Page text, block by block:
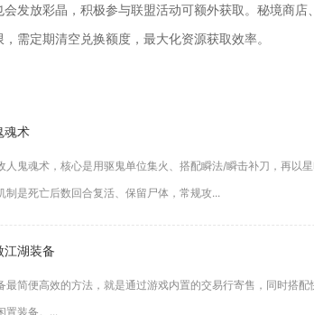
发放彩晶，积极参与联盟活动可额外获取。秘境商
需定期清空兑换额度，最大化资源获取效率。
魂术
人鬼魂术，核心是用驱鬼单位集火、搭配瞬法/瞬击补刀，再以
制是死亡后数回合复活、保留尸体，常规攻...
江湖装备
最简便高效的方法，就是通过游戏内置的交易行寄售，同时搭
置装备。...